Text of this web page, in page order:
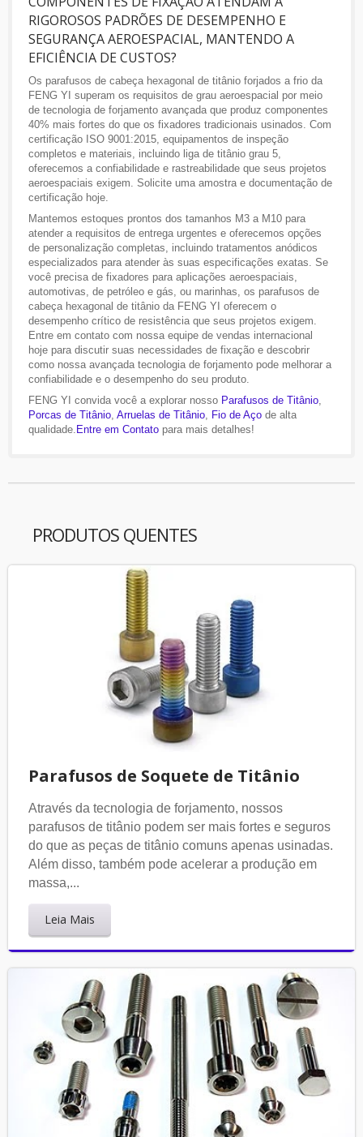
RIGOROSOS PADRÕES DE DESEMPENHO E
SEGURANÇA AEROESPACIAL, MANTENDO A
EFICIÊNCIA DE CUSTOS?
Os parafusos de cabeça hexagonal de titânio forjados a frio da
FENG YI superam os requisitos de grau aeroespacial por meio
de tecnologia de forjamento avançada que produz componentes
40% mais fortes do que os fixadores tradicionais usinados. Com
certificação ISO 9001:2015, equipamentos de inspeção
completos e materiais, incluindo liga de titânio grau 5,
oferecemos a confiabilidade e rastreabilidade que seus projetos
aeroespaciais exigem. Solicite uma amostra e documentação de
certificação hoje.
Mantemos estoques prontos dos tamanhos M3 a M10 para
atender a requisitos de entrega urgentes e oferecemos opções
de personalização completas, incluindo tratamentos anódicos
especializados para atender às suas especificações exatas. Se
você precisa de fixadores para aplicações aeroespaciais,
automotivas, de petróleo e gás, ou marinhas, os parafusos de
cabeça hexagonal de titânio da FENG YI oferecem o
desempenho crítico de resistência que seus projetos exigem.
Entre em contato com nossa equipe de vendas internacional
hoje para discutir suas necessidades de fixação e descobrir
como nossa avançada tecnologia de forjamento pode melhorar a
confiabilidade e o desempenho do seu produto.
FENG YI convida você a explorar nosso Parafusos de Titânio
Porcas de Titânio Arruelas de Titânio Fio de Aço de alta
qualidade. Entre em Contato para mais detalhes!
PRODUTOS QUENTES
Parafusos de Soquete de Titânio
Através da tecnologia de forjamento, nossos
parafusos de titânio podem ser mais fortes e seguros
do que as peças de titânio comuns apenas usinadas.
Além disso, também pode acelerar a produção em
massa,...
Leia Mais